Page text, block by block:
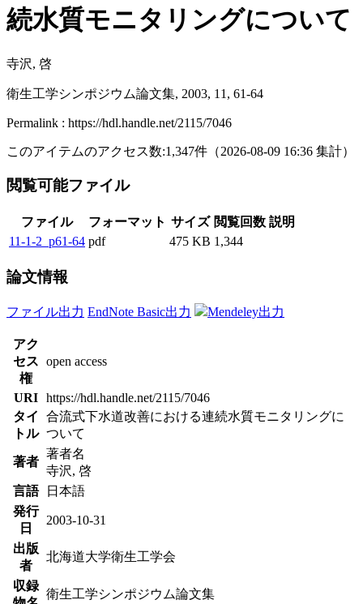
続水質モニタリングについて
寺沢, 啓
衛生工学シンポジウム論文集, 2003, 11, 61-64
Permalink : https://hdl.handle.net/2115/7046
このアイテムのアクセス数:1,347件 （2026-08-09 16:36 集計）
閲覧可能ファイル
ファイル フォーマット サイズ 閲覧回数 説明
11-1-2_p61-64 pdf 475 KB 1,344
論文情報
ファイル出力 EndNote Basic出力 Mendeley出力
アク
セス
権
open access
URI https://hdl.handle.net/2115/7046
タイ
トル
合流式下水道改善における連続水質モニタリングに
ついて
著者
著者名
寺沢, 啓
言語
日本語
発行
日
2003-10-31
出版
者
北海道大学衛生工学会
収録
衛生工学シンポジウム論文集